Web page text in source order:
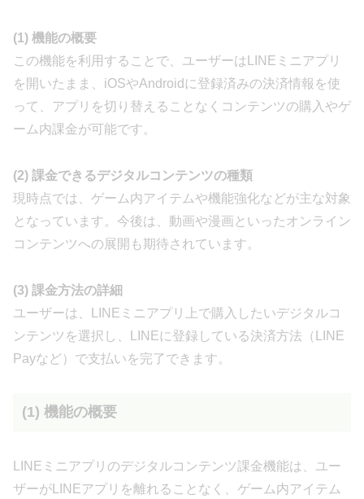
(1) 機能の概要
この機能を利用することで、ユーザーはLINEミニアプリ
を開いたまま、iOSやAndroidに登録済みの決済情報を使
って、アプリを切り替えることなくコンテンツの購入やゲ
ーム内課金が可能です。
(2) 課金できるデジタルコンテンツの種類
現時点では、ゲーム内アイテムや機能強化などが主な対象
となっています。今後は、動画や漫画といったオンライン
コンテンツへの展開も期待されています。
(3) 課金方法の詳細
ユーザーは、LINEミニアプリ上で購入したいデジタルコ
ンテンツを選択し、LINEに登録している決済方法（LINE
Payなど）で支払いを完了できます。
(1) 機能の概要
LINEミニアプリのデジタルコンテンツ課金機能は、ユー
ザーがLINEアプリを離れることなく、ゲーム内アイテム